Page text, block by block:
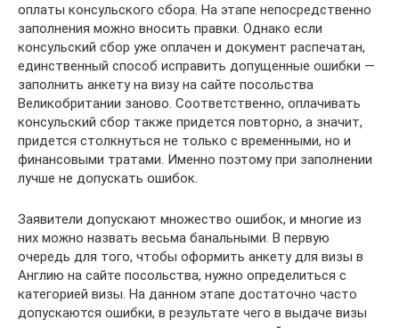
оплаты консульского сбора. На этапе непосредственно
заполнения можно вносить правки. Однако если
консульский сбор уже оплачен и документ распечатан,
единственный способ исправить допущенные ошибки —
заполнить анкету на визу на сайте посольства
Великобритании заново. Соответственно, оплачивать
консульский сбор также придется повторно, а значит,
придется столкнуться не только с временными, но и
финансовыми тратами. Именно поэтому при заполнении
лучше не допускать ошибок.
Заявители допускают множество ошибок, и многие из
них можно назвать весьма банальными. В первую
очередь для того, чтобы оформить анкету для визы в
Англию на сайте посольства, нужно определиться с
категорией визы. На данном этапе достаточно часто
допускаются ошибки, в результате чего в выдаче визы